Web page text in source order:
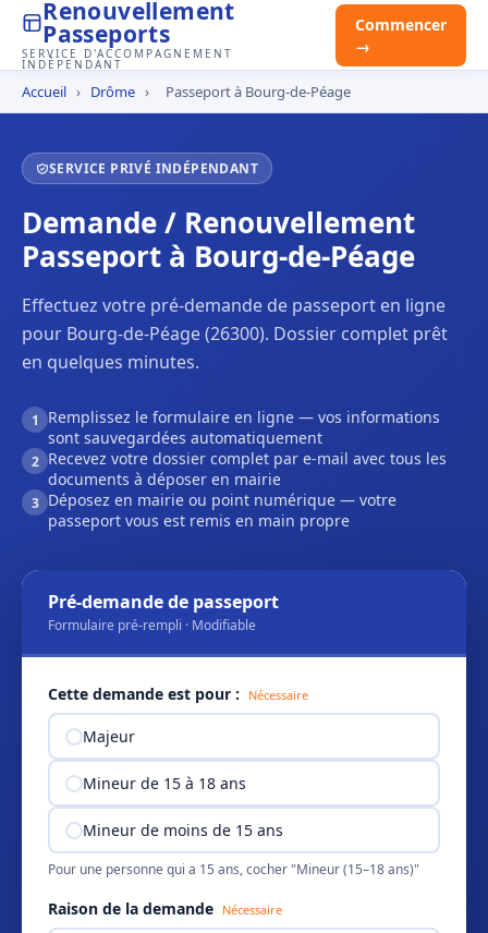
Renouvellement
Passeports
SERVICE D'ACCOMPAGNEMENT
INDÉPENDANT
Commencer
→
Accueil › Drôme › Passeport à Bourg-de-Péage
SERVICE PRIVÉ INDÉPENDANT
Demande / Renouvellement
Passeport à Bourg-de-Péage
Effectuez votre pré-demande de passeport en ligne
pour Bourg-de-Péage (26300). Dossier complet prêt
en quelques minutes.
1
Remplissez le formulaire en ligne — vos informations
sont sauvegardées automatiquement
2 Recevez votre dossier complet par e-mail avec tous les
documents à déposer en mairie
3 Déposez en mairie ou point numérique — votre
passeport vous est remis en main propre
Pré-demande de passeport
Formulaire pré-rempli · Modifiable
Cette demande est pour : Nécessaire
Majeur
Mineur de 15 à 18 ans
Mineur de moins de 15 ans
Pour une personne qui a 15 ans, cocher "Mineur (15–18 ans)"
Raison de la demande Nécessaire